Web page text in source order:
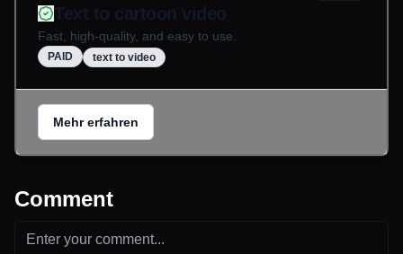
Text to cartoon video
Fast, high-quality, and easy to use.
PAID text to video
Mehr erfahren
Comment